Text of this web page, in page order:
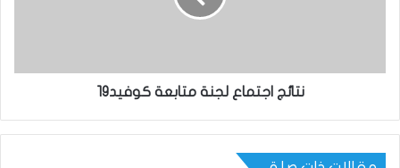
نتائج اجتماع لجنة متابعة كوفيد19